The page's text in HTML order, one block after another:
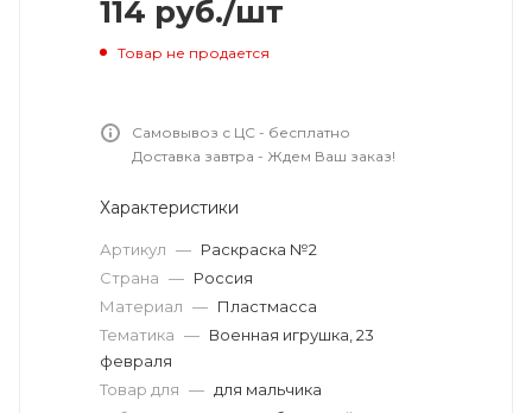
114 руб./шт
Товар не продается
Самовывоз с ЦС - бесплатно
Доставка завтра - Ждем Ваш заказ!
Характеристики
Артикул — Раскраска №2
Страна — Россия
Материал — Пластмасса
Тематика — Военная игрушка, 23
февраля
Товар для — для мальчика